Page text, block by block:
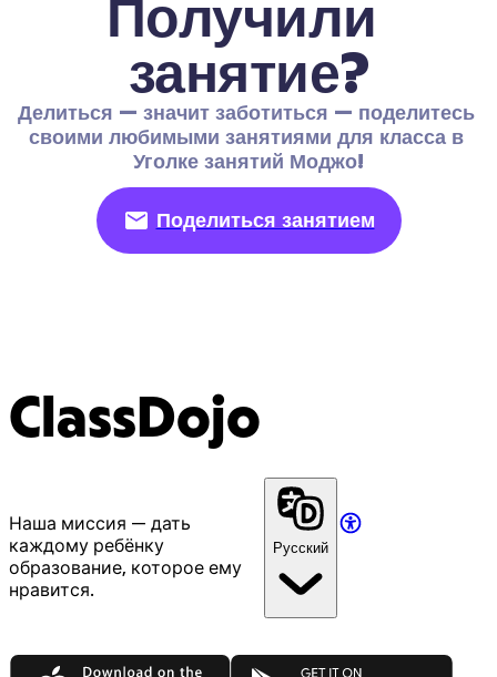
Получили
занятие?
Делиться — значит заботиться — поделитесь
своими любимыми занятиями для класса в
Уголке занятий Моджо!
Поделиться занятием
ClassDojo
Наша миссия — дать
каждому ребёнку
образование, которое ему
нравится.
Русский
App Store Google Play